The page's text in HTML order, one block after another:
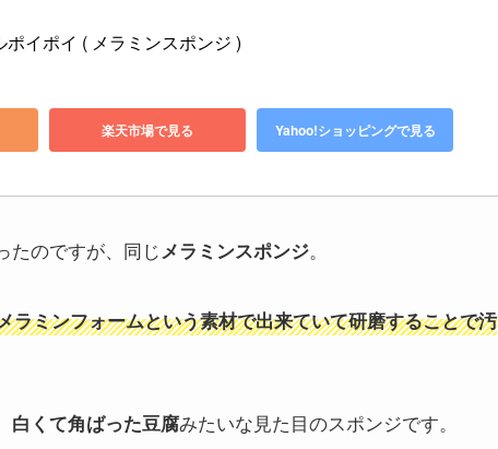
ポイポイ ( メラミンスポンジ )
楽天市場で見る Yahoo!ショッピングで見る
たのですが、同じメラミンスポンジ。
ラミンフォームという素材で出来ていて研磨することで汚
白くて角ばった豆腐みたいな見た目のスポンジです。